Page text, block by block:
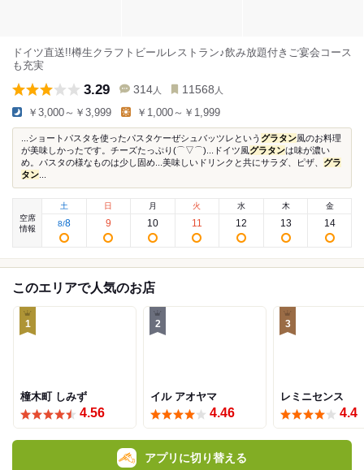
ドイツ直送!!樽生クラフトビールレストラン♪飲み放題付きご宴会コース
も充実
3.29 314 人 11568 人
￥3,000～￥3,999 ￥1,000～￥1,999
...ショートパスタを使ったパスタケーぜシュバッツレという グラタン風のお料理
が美味しかったです。チーズたっぷり(⌒▽⌒)...ドイツ風グラタンは味が濃い
め。パスタの様なものは少し固め...美味しいドリンクと共にサラダ、ピザ、 グラ
タン
空席
情報
土
8/8
日
9
月
10
火
11
水
12
木
13
金
14
このエリアで人気のお店
1
橦木町 しみず
4.56
2
イル アオヤマ
4.46
3
レミニセンス
4.4
アプリに切り替える